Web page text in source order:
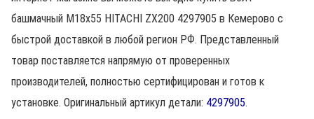
башмачный M18х55 HITACHI ZX200 4297905 в Кемерово с
быстрой доставкой в любой регион РФ. Представленный
товар поставляется напрямую от проверенных
производителей, полностью сертифицирован и готов к
установке. Оригинальный артикул детали: 4297905.